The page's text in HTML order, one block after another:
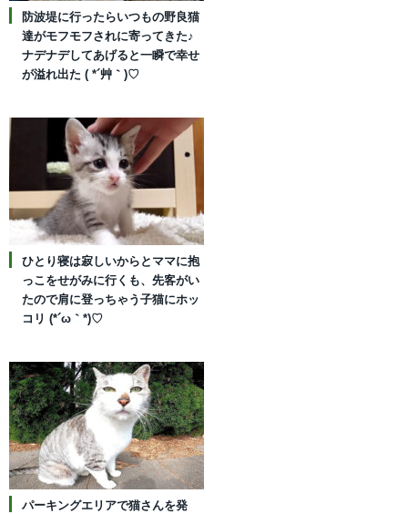
防波堤に行ったらいつもの野良猫
達がモフモフされに寄ってきた♪
ナデナデしてあげると一瞬で幸せ
が溢れ出た ( *´艸｀)♡
ひとり寝は寂しいからとママに抱
っこをせがみに行くも、先客がい
たので肩に登っちゃう子猫にホッ
コリ (*´ω｀*)♡
パーキングエリアで猫さんを発